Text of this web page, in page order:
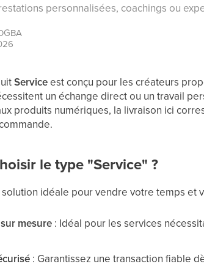
personnalisées, coachings ou
Serviceest conçu pour les créateurs
un échange direct ou un travail
produits numériques, la livraison ici
le type "Service" ?
idéale pour vendre votre temps et
mesure : Idéal pour les services
: Garantissez une transaction fiable